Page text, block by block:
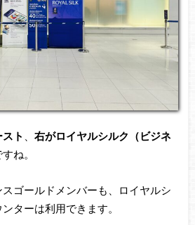
ト
右がロイヤルシルク（ビジネ
ね。
ゴールドメンバーも、ロイヤルシ
ターは利用できます。